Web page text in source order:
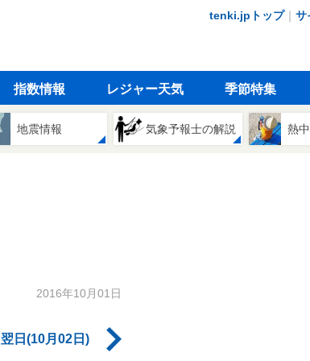
tenki.jpトップ｜ サ
指数情報 レジャー天気 季節特集
地震情報 気象予報士の解説 熱
2016年10月01日
翌日(10月02日)